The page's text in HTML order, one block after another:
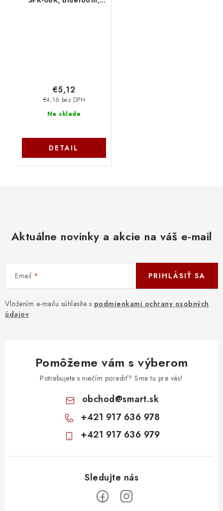
Na sklade
€4,16 bez DPH
€5,12
DETAIL
Aktuálne novinky a akcie na váš e-mail
Email
Vložením e-mailu súhlasíte s podmienkami ochrany osobných
údajov
PRIHLÁSIŤ SA
Pomôžeme vám s výberom
Potrebujete s niečím poradiť? Sme tu pre vás!
obchod@smart.sk
+421 917 636 978
+421 917 636 979